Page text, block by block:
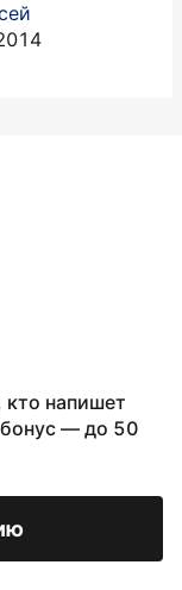
напишет
бонус — до 50